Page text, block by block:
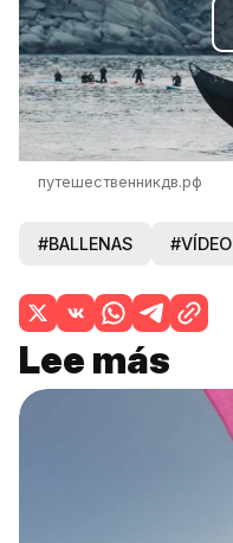
путешественникдв.рф
#BALLENAS #VÍDEO
Lee más